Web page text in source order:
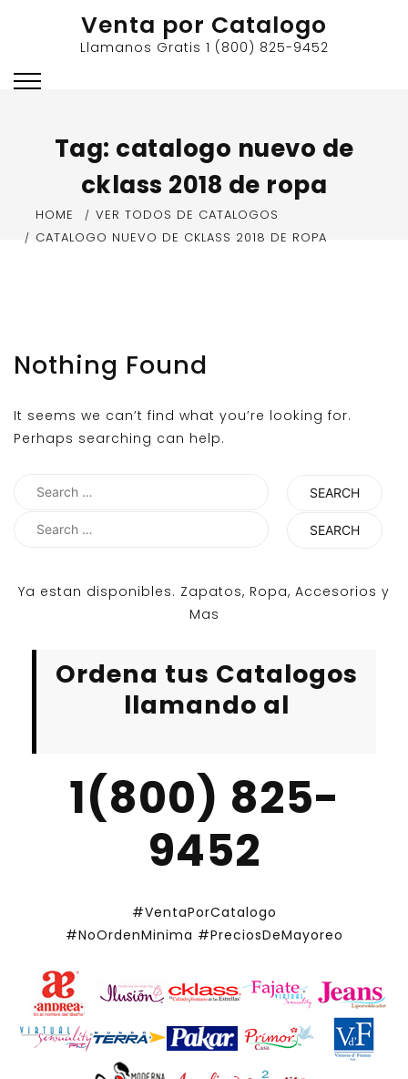
Venta por Catalogo
Llamanos Gratis 1 (800) 825-9452
Tag: catalogo nuevo de
cklass 2018 de ropa
HOME
VER TODOS DE CATALOGOS
CATALOGO NUEVO DE CKLASS 2018 DE ROPA
Nothing Found
It seems we can’t find what you’re looking for.
Perhaps searching can help.
Search
Search
Ya estan disponibles. Zapatos, Ropa, Accesorios y
Mas
Ordena tus Catalogos
llamando al
1(800) 825-
9452
#VentaPorCatalogo
#NoOrdenMinima #PreciosDeMayoreo